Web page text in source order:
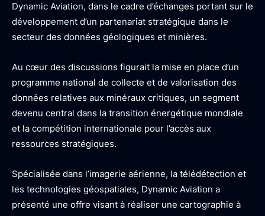
Dynamic Aviation, dans le cadre d’échanges portant sur le
développement d’un partenariat stratégique dans le
secteur des données géologiques et minières.
Au cœur des discussions figurait la mise en place d’un
programme national de collecte et de valorisation des
données relatives aux minéraux critiques, un segment
devenu central dans la transition énergétique mondiale
et la compétition internationale pour l’accès aux
ressources stratégiques.
Spécialisée dans l’imagerie aérienne, la télédétection et
les technologies géospatiales, Dynamic Aviation a
présenté une offre visant à réaliser une cartographie à